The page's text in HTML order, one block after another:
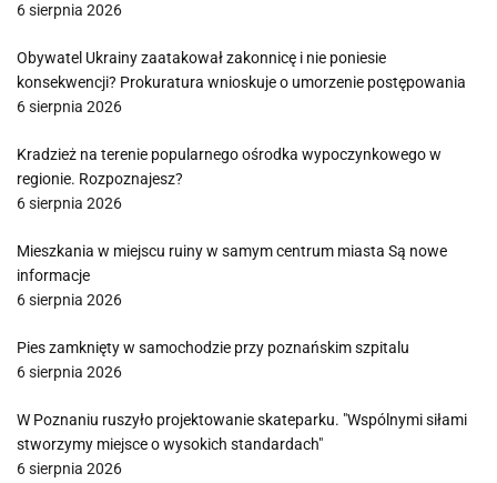
6 sierpnia 2026
Obywatel Ukrainy zaatakował zakonnicę i nie poniesie
konsekwencji? Prokuratura wnioskuje o umorzenie postępowania
6 sierpnia 2026
Kradzież na terenie popularnego ośrodka wypoczynkowego w
regionie. Rozpoznajesz?
6 sierpnia 2026
Mieszkania w miejscu ruiny w samym centrum miasta Są nowe
informacje
6 sierpnia 2026
Pies zamknięty w samochodzie przy poznańskim szpitalu
6 sierpnia 2026
W Poznaniu ruszyło projektowanie skateparku. "Wspólnymi siłami
stworzymy miejsce o wysokich standardach"
6 sierpnia 2026